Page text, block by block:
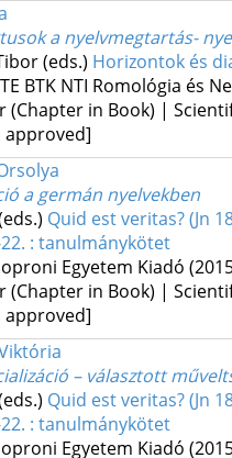
a nyelvmegtartás-
(eds.) Horizontok és
BTK NTI Romológia és
(Chapter in Book) |
approved]
a germán nyelvekben
Quid est veritas? (Jn
: tanulmánykötet
Egyetem Kiadó
(Chapter in Book) |
approved]
– választott
Quid est veritas? (Jn
: tanulmánykötet
Egyetem Kiadó